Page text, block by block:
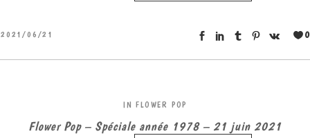
2021/06/21 0
IN FLOWER POP
Flower Pop – Spéciale année 1978 – 21 juin 2021